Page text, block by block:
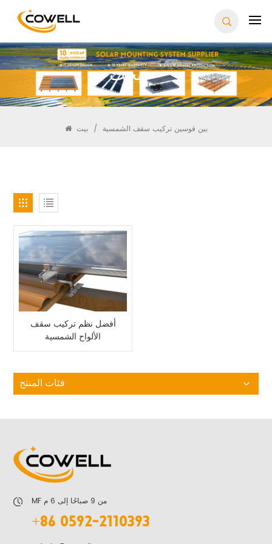
يبحث
بيت / بين قوسين تركيب سقف الشمسية
أفضل نظم تركيب سقف
الألواح الشمسية
فئات المنتج
+86 0592-2110393